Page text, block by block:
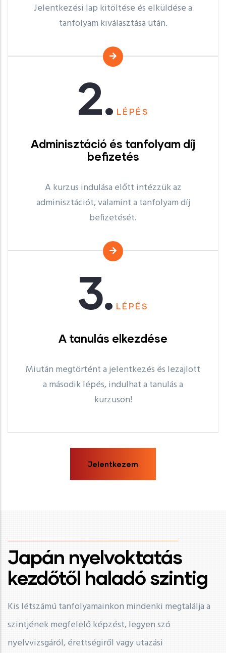
Jelentkezési lap kitöltése és elküldése a
tanfolyam kiválasztása után.
2. LÉPÉS
Adminisztáció és tanfolyam díj
befizetés
A kurzus indulása előtt intézzük az
adminisztációt, valamint a tanfolyam díj
befizetését.
3. LÉPÉS
A tanulás elkezdése
Miután megtörtént a jelentkezés és lezajlott
a második lépés, indulhat a tanulás a
kurzuson!
Jelentkezem
Japán nyelvoktatás
kezdőtől haladó szintig
Kis létszámú tanfolyamainkon mindenki megtalálja a
szintjének megfelelő képzést, legyen szó
nyelvvizsgáról, érettségiről vagy utazási